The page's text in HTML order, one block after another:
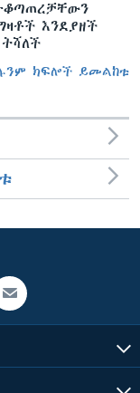
እንደያዘች
ክፍሎች ይመልከቱ